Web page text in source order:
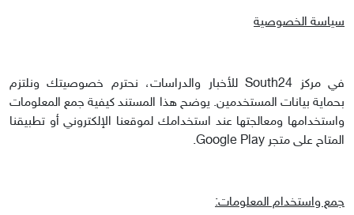
سياسة الخصوصية
في مركز South24 للأخبار والدراسات، نحترم خصوصيتك ونلتزم
بحماية بيانات المستخدمين. يوضح هذا المستند كيفية جمع المعلومات
واستخدامها ومعالجتها عند استخدامك لموقعنا الإلكتروني أو تطبيقنا
المتاح على متجر Google Play.
جمع واستخدام المعلومات: